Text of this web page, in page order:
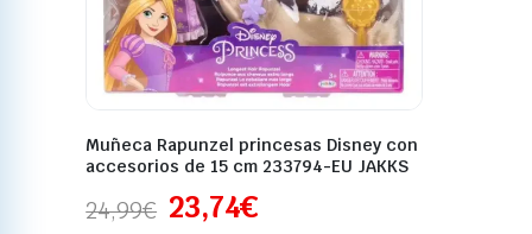
Muñeca Rapunzel princesas Disney con
accesorios de 15 cm 233794-EU JAKKS
24,99€ 23,74€